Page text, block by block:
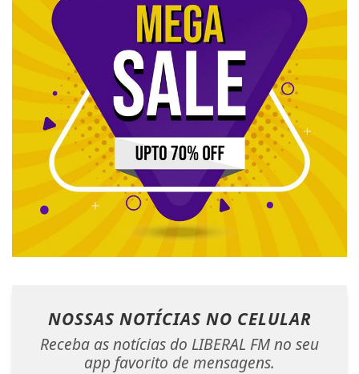
NOSSAS NOTÍCIAS NO CELULAR
Receba as notícias do LIBERAL FM no seu
app favorito de mensagens.